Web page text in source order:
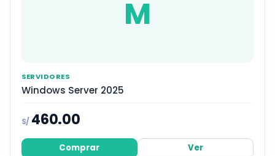
M
SERVIDORES
Windows Server 2025
S/ 460.00
Comprar Ver